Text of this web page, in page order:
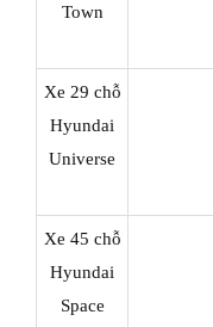
Town
Xe 29 chỗ
Hyundai
Universe
Xe 45 chỗ
Hyundai
Space